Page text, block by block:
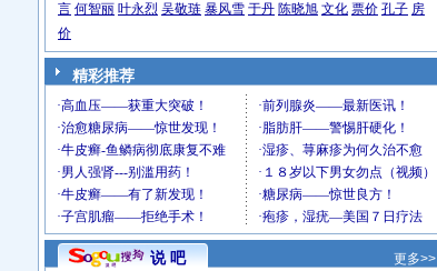
言 何智丽 叶永烈 吴敬琏 暴风雪 于丹 陈晓旭 文化 票价 孔子 房
价
精彩推荐
说 吧 更多>>